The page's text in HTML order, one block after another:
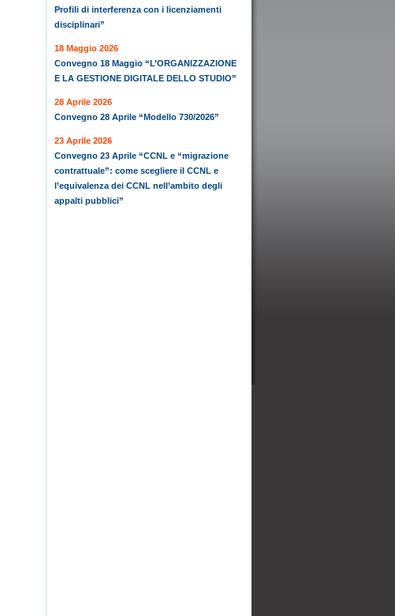
Profili di interferenza con i licenziamenti
disciplinari”
18 Maggio 2026
Convegno 18 Maggio “L’ORGANIZZAZIONE
E LA GESTIONE DIGITALE DELLO STUDIO”
28 Aprile 2026
Convegno 28 Aprile “Modello 730/2026”
23 Aprile 2026
Convegno 23 Aprile “CCNL e “migrazione
contrattuale”: come scegliere il CCNL e
l’equivalenza dei CCNL nell’ambito degli
appalti pubblici”